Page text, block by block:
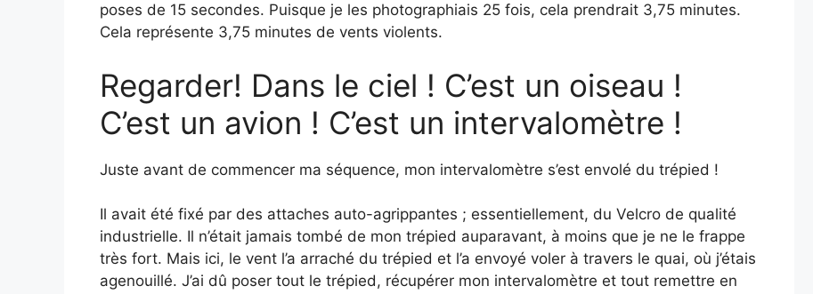
poses de 15 secondes. Puisque je les photographiais 25 fois, cela prendrait 3,75 minutes.
Cela représente 3,75 minutes de vents violents.
Regarder! Dans le ciel ! C’est un oiseau !
C’est un avion ! C’est un intervalomètre !
Juste avant de commencer ma séquence, mon intervalomètre s’est envolé du trépied !
Il avait été fixé par des attaches auto-agrippantes ; essentiellement, du Velcro de qualité
industrielle. Il n’était jamais tombé de mon trépied auparavant, à moins que je ne le frappe
très fort. Mais ici, le vent l’a arraché du trépied et l’a envoyé voler à travers le quai, où j’étais
agenouillé. J’ai dû poser tout le trépied, récupérer mon intervalomètre et tout remettre en